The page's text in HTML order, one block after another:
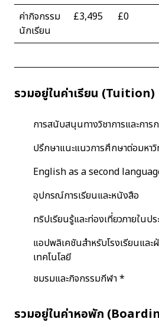
ค่ากิจกรรม
นักเรียน
£3,495 £0
รวมอยู่ในค่าเรียน (Tuition)
การสนับสนุนทางวิชาการและการ
ปรึกษาแนะแนวการศึกษาต่อมหา
English as a second
อุปกรณ์การเรียนและหนังสือ
ทริปเรียนรู้และท่องเที่ยวภายในป
แอปพลิเคชันสำหรับโรงเรียนแล
เทคโนโลยี
ชมรมและกิจกรรมกีฬา *
รวมอยู่ในค่าหอพัก